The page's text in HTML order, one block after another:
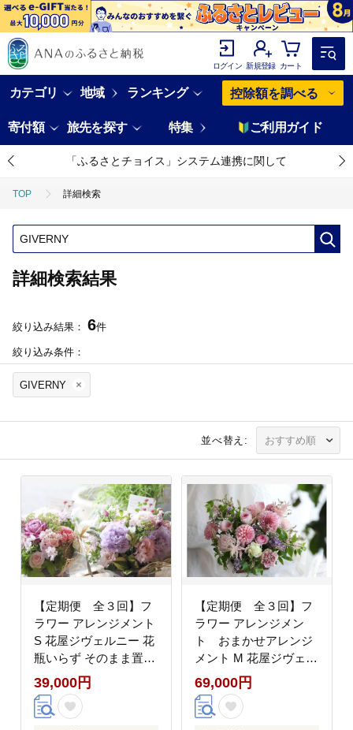
ログイン 新規登録 カート
カテゴリ 地域 ランキング 控除額を調べる
寄付額 旅先を探す 特集 ご利用ガイド
「ふるさとチョイス」システム連携に関して
TOP 詳細検索
詳細検索結果
絞り込み結果： 6件
絞り込み条件：
GIVERNY
並べ替え:
【定期便 全３回】フ
ラワー アレンジメント
S 花屋ジヴェルニー 花
瓶いらず そのまま置け
る 生花 静岡県 清水町
かわいい おしゃれ 季節
39,000円
【定期便 全３回】フ
ラワー アレンジメン
ト おまかせアレンジ
メント M 花屋ジヴェル
ニー 花 ギフト お祝い
誕生日 プレゼント 生花
静岡県 清水町 可愛い
69,000円